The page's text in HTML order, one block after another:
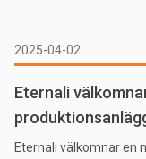
2025-04-02
Eternali
Eternali välkomnar en